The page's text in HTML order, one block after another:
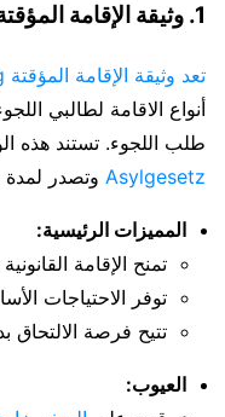
1. وثيقة الإقامة المؤقتة لطالبي اللجوء
تعد وثيقة الإقامة المؤقتة Aufenthaltsgestattung
أنواع الاقامة لطالبي
طلب اللجوء. تستند هذه
Asylgesetz وتصدر لمدة
المميزات الرئيسية:
تمنح الإقامة
توفر الاحتياجات
تتيح فرصة الالتحاق
العيوب: